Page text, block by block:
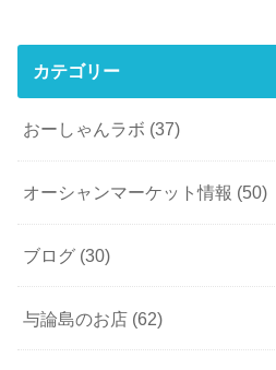
カテゴリー
おーしゃんラボ (37)
オーシャンマーケット情報 (50)
ブログ (30)
与論島のお店 (62)